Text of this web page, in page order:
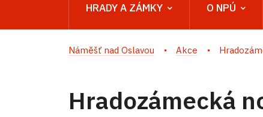
HRADY A ZÁMKY O NPÚ
Náměšť nad Oslavou Akce
Hradozámecká